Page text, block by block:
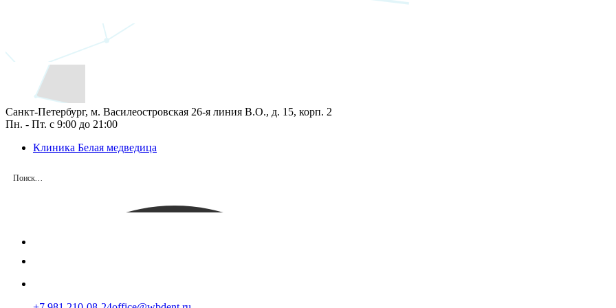
Санкт-Петербург, м. Василеостровская 26‑я линия В.О., д. 15, корп. 2
Пн. - Пт. с 9:00 до 21:00
Клиника Белая медведица